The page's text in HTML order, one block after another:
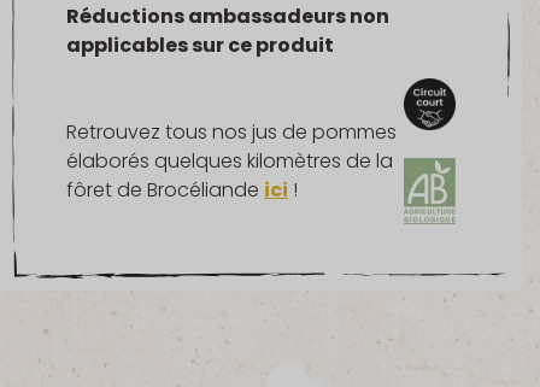
Réductions ambassadeurs non
applicables sur ce produit
Retrouvez tous nos jus de pommes
élaborés quelques kilomètres de la
fôret de Brocéliande ici !